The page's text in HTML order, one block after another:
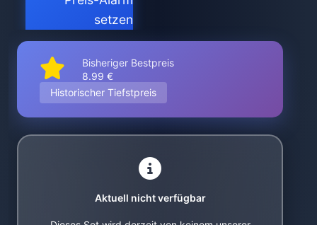
setzen
Bisheriger Bestpreis
8.99 €
Historischer Tiefstpreis
Aktuell nicht verfügbar